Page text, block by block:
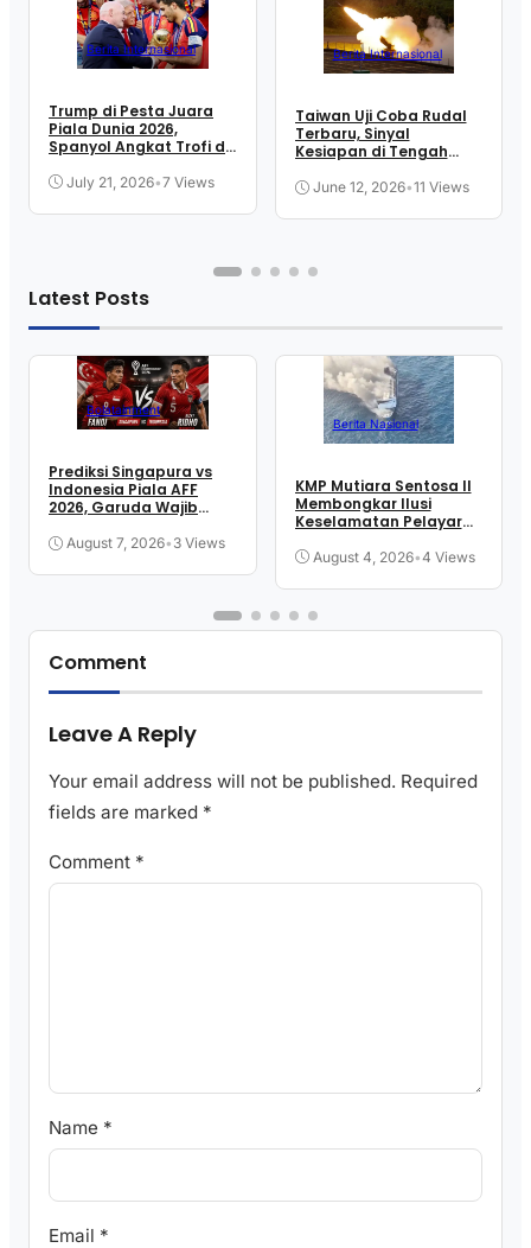
Berita Internasional
Trump di Pesta Juara
Piala Dunia 2026,
Spanyol Angkat Trofi di
July 21, 2026•7 Views
Berita Internasional
Taiwan Uji Coba Rudal
Terbaru, Sinyal
Kesiapan di Tengah
June 12, 2026•11 Views
Latest Posts
Bolatainment
Prediksi Singapura vs
Indonesia Piala AFF
2026, Garuda Wajib
August 7, 2026• 3 Views
Berita Nasional
KMP Mutiara Sentosa II
Membongkar Ilusi
Keselamatan Pelayaran
August 4, 2026•4 Views
Comment
Leave A Reply
Your email address will not be published. Required
fields are marked *
Comment *
Name *
Email *